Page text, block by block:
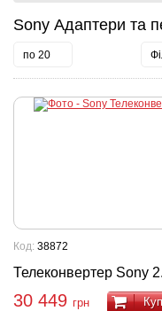
Sony Адаптери та
по 20
Телеконвертер Sony
Код: 38872
30 449 грн